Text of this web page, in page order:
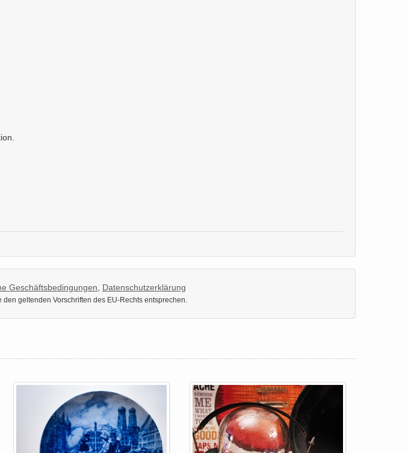
Geschäftsbedingungen Datenschutzerklärung
geltenden Vorschriften des EU-Rechts entsprechen.